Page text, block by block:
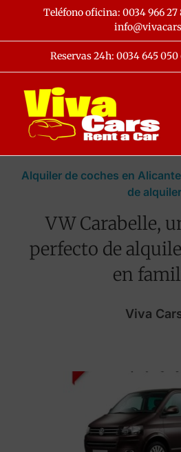
contenido
Teléfono oficina: 0034 966 27
Reservas 24h: 0034 645 050
Alquiler de coches en Alicante
de alquiler
VW Carabelle,
perfecto de
en
Viva